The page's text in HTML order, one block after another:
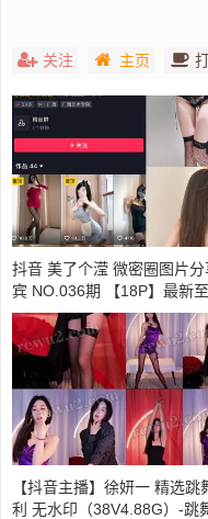
关注 主页
抖音 美了个滢 微密圈图片
宾 NO.036期 【18P】最新
024.5.30
【抖音主播】徐妍一 精选跳
利 无水印（38V4.88G）-跳